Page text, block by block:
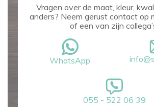
Vragen over de maat, kleur,
anders? Neem gerust contact op
of een van zijn
WhatsApp
055 - 522 06 39